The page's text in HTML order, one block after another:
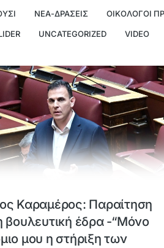
ΝΈΑ-ΔΡΆΣΕΙΣ ΟΙΚΟΛΌΓΟΙ
UNCATEGORIZED VIDEO
Καραμέρος: Παραίτηση
βουλευτική έδρα -“Μόνο
μου η στήριξη των